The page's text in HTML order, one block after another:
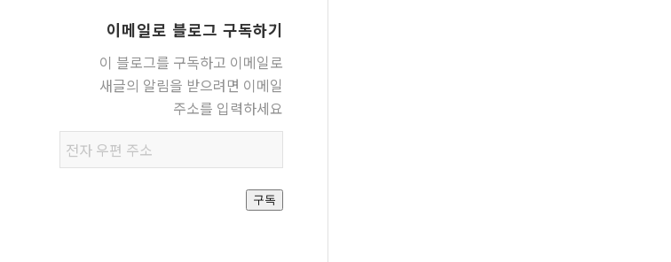
이메일로 블로그 구독하기
이 블로그를 구독하고 이메일로
새글의 알림을 받으려면 이메일
주소를 입력하세요
우편
주소
구독